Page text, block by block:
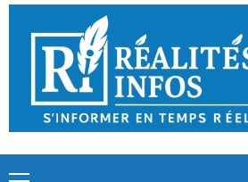
Skip
content